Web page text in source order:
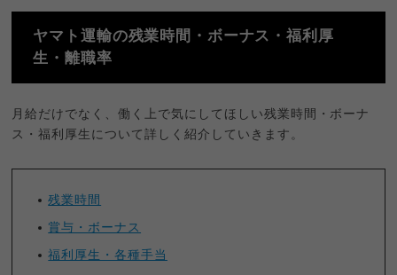
ヤマト運輸の残業時間・ボーナス・福利厚
生・離職率
月給だけでなく、働く上で気にしてほしい残業時間・ボーナ
ス・福利厚生について詳しく紹介していきます。
残業時間
賞与・ボーナス
福利厚生・各種手当